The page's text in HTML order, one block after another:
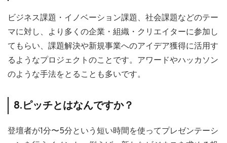
ビジネス課題・イノベーション課題、社会課題などのテー
マに対し、より多くの企業・組織・クリエイターに参加し
てもらい、課題解決や新規事業へのアイデア獲得に活用す
るようなプロジェクトのことです。アワードやハッカソン
のような手法をとることも多いです。
8.ピッチとはなんですか？
登壇者が1分〜5分という短い時間を使ってプレゼンテーシ